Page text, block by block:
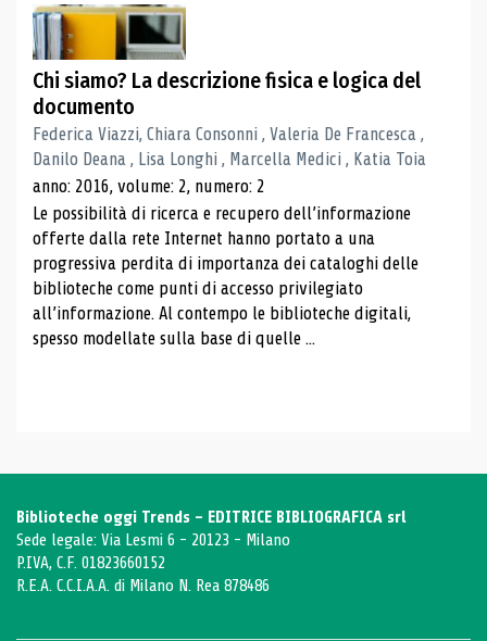
Chi siamo? La descrizione fisica e logica del
documento
Federica Viazzi, Chiara Consonni , Valeria De Francesca ,
Danilo Deana , Lisa Longhi , Marcella Medici , Katia Toia
anno: 2016, volume: 2, numero: 2
Le possibilità di ricerca e recupero dell’informazione
offerte dalla rete Internet hanno portato a una
progressiva perdita di importanza dei cataloghi delle
biblioteche come punti di accesso privilegiato
all’informazione. Al contempo le biblioteche digitali,
spesso modellate sulla base di quelle ...
Biblioteche oggi Trends - EDITRICE BIBLIOGRAFICA srl
Sede legale: Via Lesmi 6 - 20123 - Milano
P.IVA, C.F. 01823660152
R.E.A. C.C.I.A.A. di Milano N. Rea 878486